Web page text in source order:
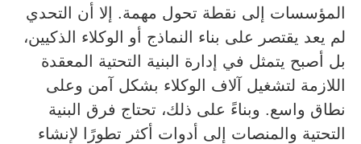
المؤسسات إلى نقطة تحول مهمة. إلا أن التحدي
لم يعد يقتصر على بناء النماذج أو الوكلاء الذكيين،
بل أصبح يتمثل في إدارة البنية التحتية المعقدة
اللازمة لتشغيل آلاف الوكلاء بشكل آمن وعلى
نطاق واسع. وبناءً على ذلك، تحتاج فرق البنية
التحتية والمنصات إلى أدوات أكثر تطورًا لإنشاء